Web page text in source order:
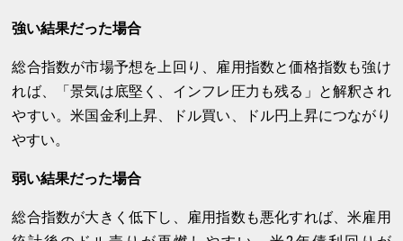
強い結果だった場合
総合指数が市場予想を上回り、雇用指数と価格指数も強け
れば、「景気は底堅く、インフレ圧力も残る」と解釈され
やすい。米国金利上昇、ドル買い、ドル円上昇につながり
やすい。
弱い結果だった場合
総合指数が大きく低下し、雇用指数も悪化すれば、米雇用